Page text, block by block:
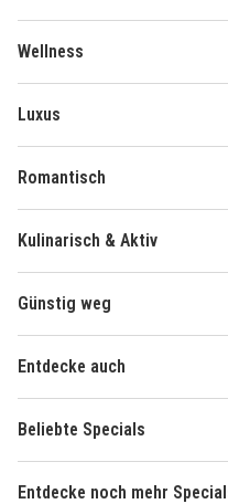
Wellness
Luxus
Romantisch
Kulinarisch & Aktiv
Günstig weg
Entdecke auch
Beliebte Specials
Entdecke noch mehr